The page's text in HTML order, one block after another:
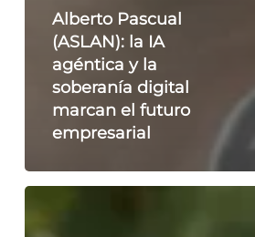
Alberto Pascual
(ASLAN): la IA
agéntica y la
soberanía digital
marcan el futuro
empresarial